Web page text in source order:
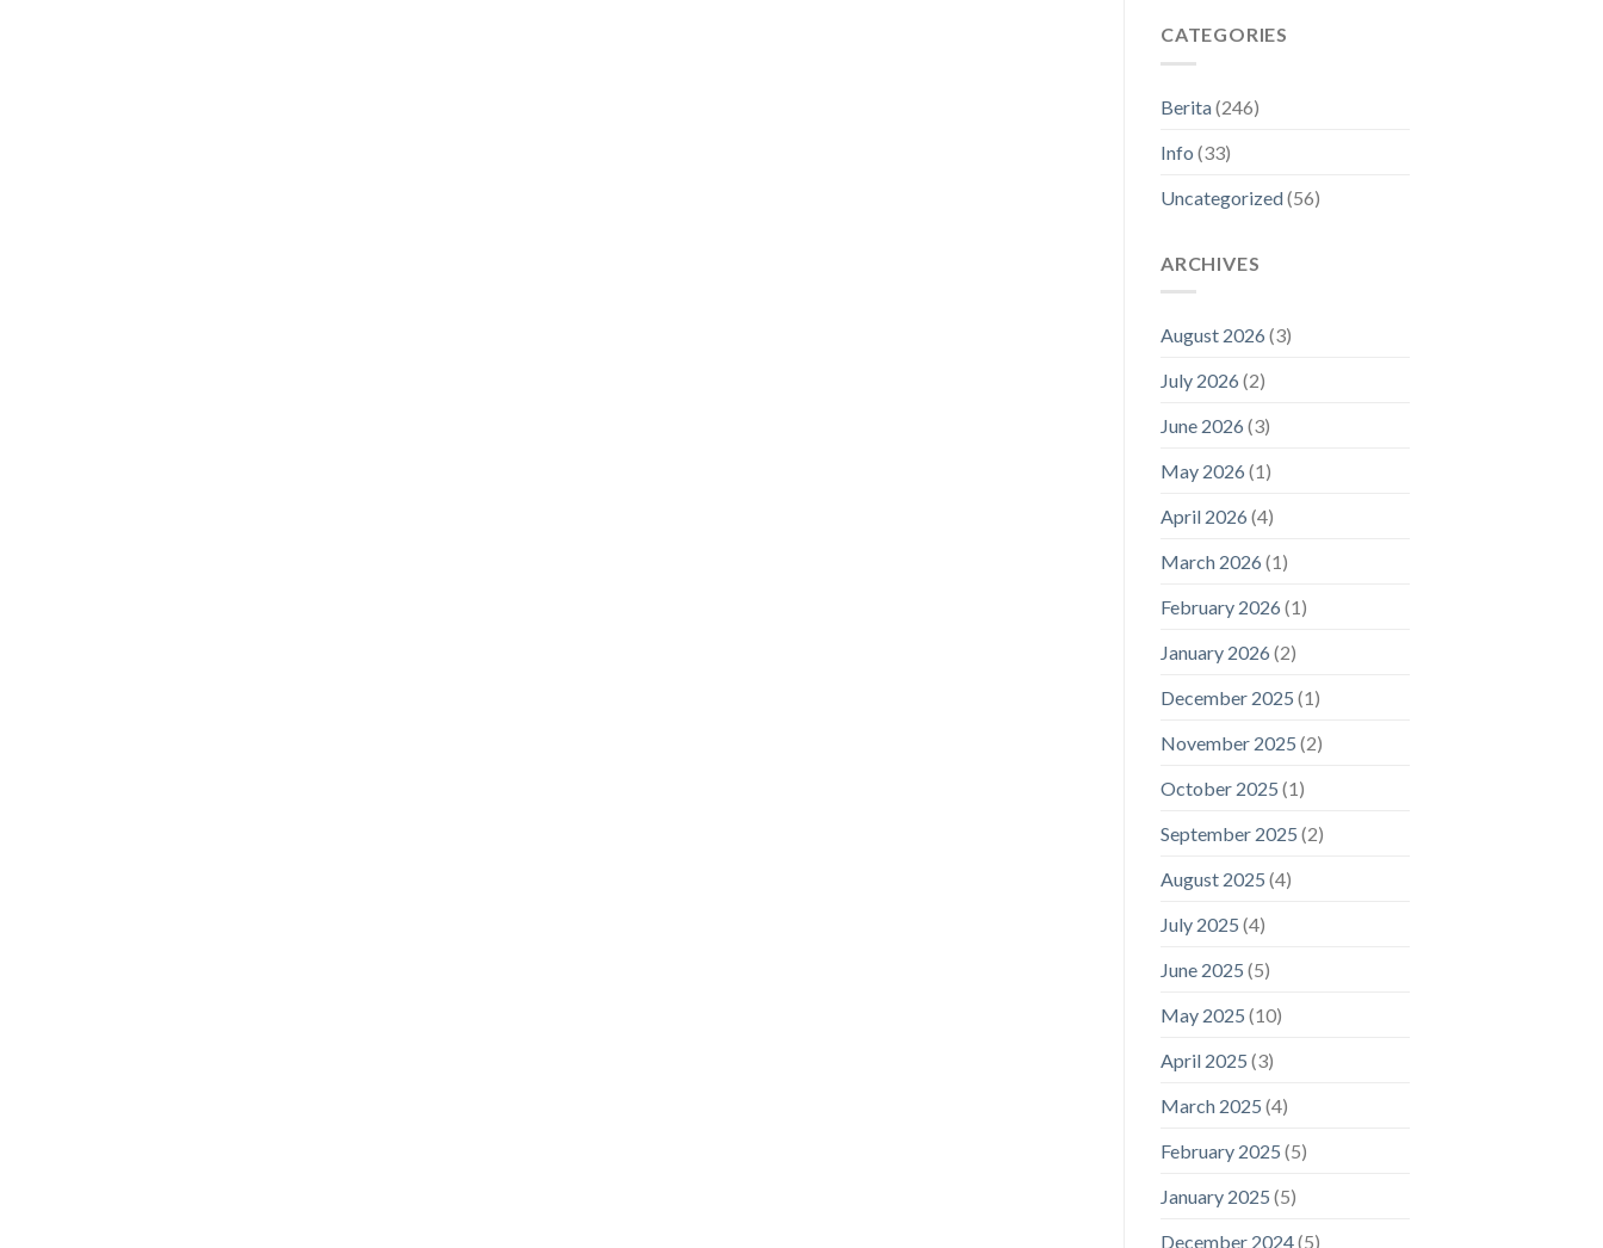
CATEGORIES
Berita(246)
Info (33)
Uncategorized(56)
ARCHIVES
August 2026 (3)
July 2026 (2)
June 2026 (3)
May 2026 (1)
April 2026 (4)
March 2026 (1)
February 2026 (1)
January 2026 (2)
December 2025 (1)
November 2025 (2)
October 2025 (1)
September 2025 (2)
August 2025 (4)
July 2025 (4)
June 2025 (5)
May 2025 (10)
April 2025 (3)
March 2025 (4)
February 2025 (5)
January 2025 (5)
December 2024(5)